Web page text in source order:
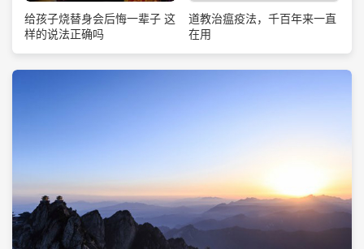
给孩子烧替身会后悔一辈子 这
样的说法正确吗
道教治瘟疫法，千百年来一直
在用